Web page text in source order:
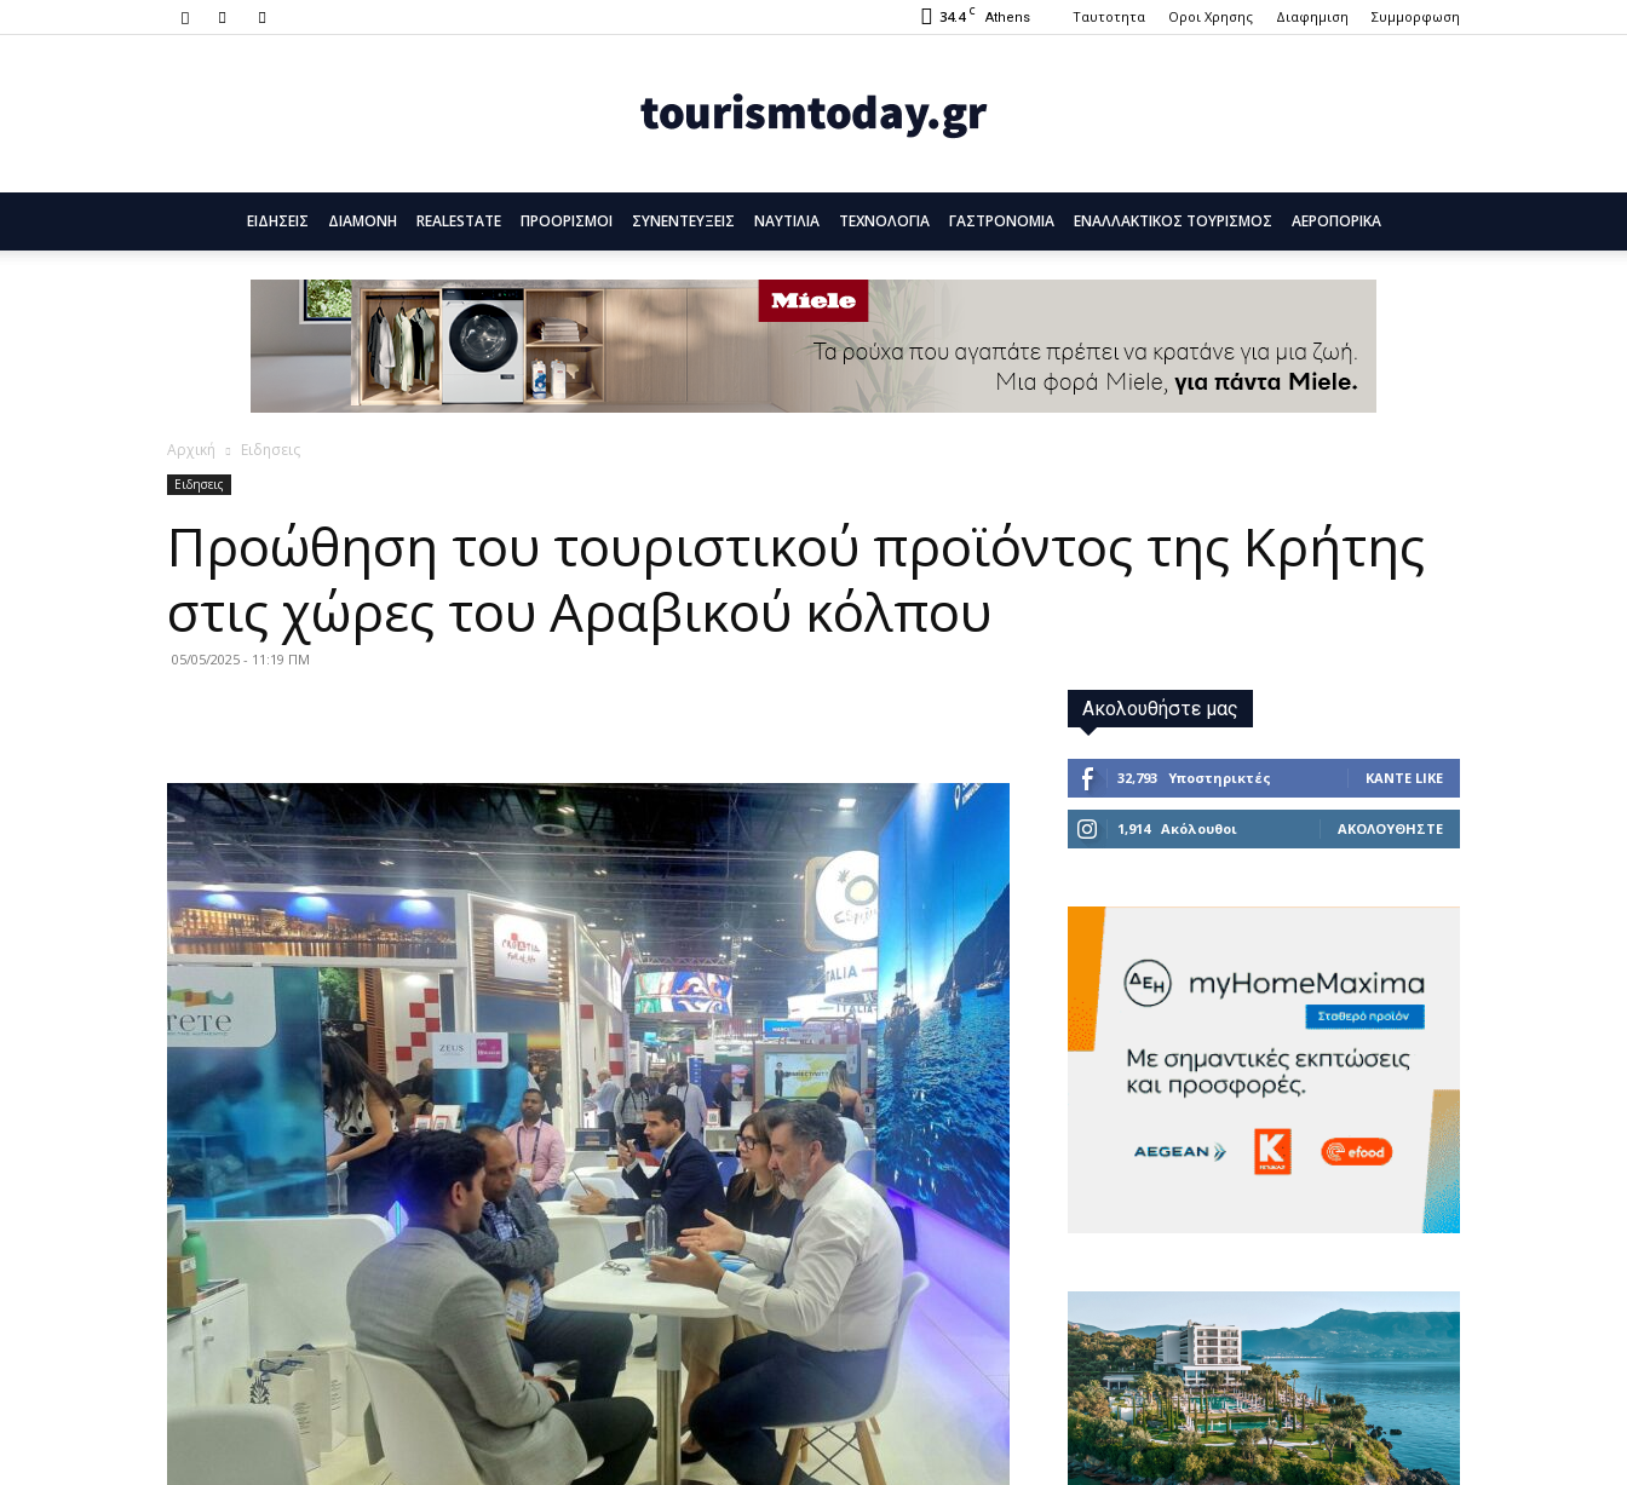
34.4 C Athens Ταυτοτητα Οροι Χρησης Διαφημιση Συμμορφωση
Tourism
Today
ΕΙΔΗΣΕΙΣ ΔΙΑΜΟΝΗ REALESTATE ΠΡΟΟΡΙΣΜΟΙ ΣΥΝΕΝΤΕΥΞΕΙΣ ΝΑΥΤΙΛΙΑ ΤΕΧΝΟΛΟΓΙΑ ΓΑΣΤΡΟΝΟΜΙΑ ΕΝΑΛΛΑΚΤΙΚΌΣ ΤΟΥΡΙΣΜΌΣ ΑΕΡΟΠΟΡΙΚΆ
Αρχική Ειδησεις
Ειδησεις
Προώθηση του τουριστικού προϊόντος της Κρήτης
στις χώρες του Αραβικού κόλπου
05/05/2025 - 11:19 ΠΜ
Ακολουθήστε μας
32,793 Υποστηρικτές ΚΆΝΤΕ LIKE
1,914 Ακόλουθοι ΑΚΟΛΟΥΘΉΣΤΕ